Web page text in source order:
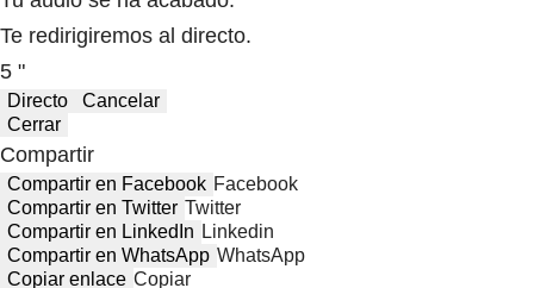
Te redirigiremos al directo.
5 "
Directo
Cancelar
Cerrar
Compartir
Compartir en Facebook Facebook
Compartir en Twitter Twitter
Compartir en LinkedIn Linkedin
Compartir en WhatsApp WhatsApp
Copiar enlace Copiar